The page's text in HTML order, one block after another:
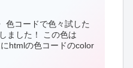
色コードで色々試した
ました！ この色は
htmlの色コードのcolor